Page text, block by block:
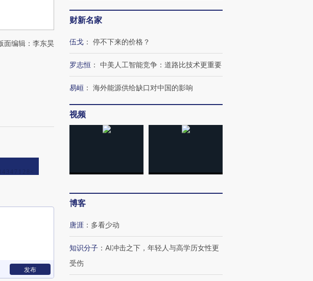
面编辑：李东昊
发布
财新名家
伍戈 ： 停不下来的价格？
罗志恒 ： 中美人工智能竞争：道路比技术更重要
易峘 ： 海外能源供给缺口对中国的影响
视频
博客
唐涯 ： 多看少动
知识分子 ： AI冲击之下，年轻人与高学历女性更
受伤